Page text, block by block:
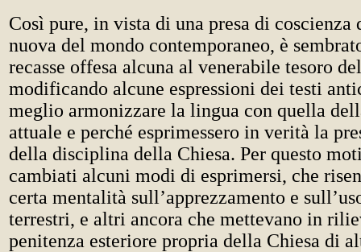
Così pure, in vista di una presa di coscienza
nuova del mondo contemporaneo, è
recasse offesa alcuna al venerabile tesoro
modificando alcune espressioni dei testi
meglio armonizzare la lingua con quella
attuale e perché esprimessero in verità la
della disciplina della Chiesa. Per questo
cambiati alcuni modi di esprimersi, che
certa mentalità sull’apprezzamento e
terrestri, e altri ancora che mettevano in
penitenza esteriore propria della Chiesa di